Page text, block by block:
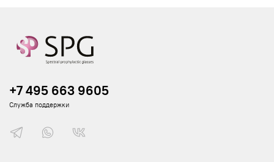
+7 495 663 9605
Служба поддержки